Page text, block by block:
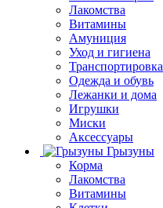
Лакомства
Витамины
Амуниция
Уход и гигиена
Транспортировка
Одежда и обувь
Лежанки и дома
Игрушки
Миски
Аксессуары
Грызуны
Корма
Лакомства
Витамины